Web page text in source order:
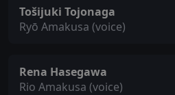
Tošijuki Tojonaga
Ryō Amakusa (voice)
Rena Hasegawa
Rio Amakusa (voice)